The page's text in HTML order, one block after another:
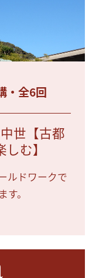
・全6回
世【古都
む】
ルドワークで
。